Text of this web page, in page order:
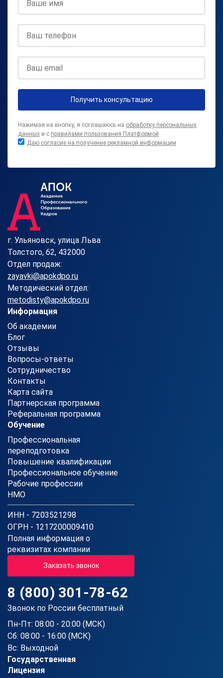
Получить консультацию
Нажимая на кнопку, я соглашаюсь на обработку персональных
данных и с правилами пользования Платформой
Даю согласие на получение рекламной информации
г. Ульяновск, улица Льва
Толстого, 62, 432000
Отдел продаж:
zayavki@apokdpo.ru
Методический отдел:
metodisty@apokdpo.ru
Информация
Об академии
Блог
Отзывы
Вопросы-ответы
Сотрудничество
Контакты
Карта сайта
Партнерская программа
Реферальная программа
Обучение
Профессиональная
переподготовка
Повышение квалификации
Профессиональное обучение
Рабочие профессии
НМО
ИНН - 7203521298
ОГРН - 1217200009410
Полная информация о
реквизитах компании
Заказать звонок
8 (800) 301-78-62
Звонок по России бесплатный
Пн-Пт: 08:00 - 20:00 (МСК)
Сб: 08:00 - 16:00 (МСК)
Вс: Выходной
Государственная
Лицензия